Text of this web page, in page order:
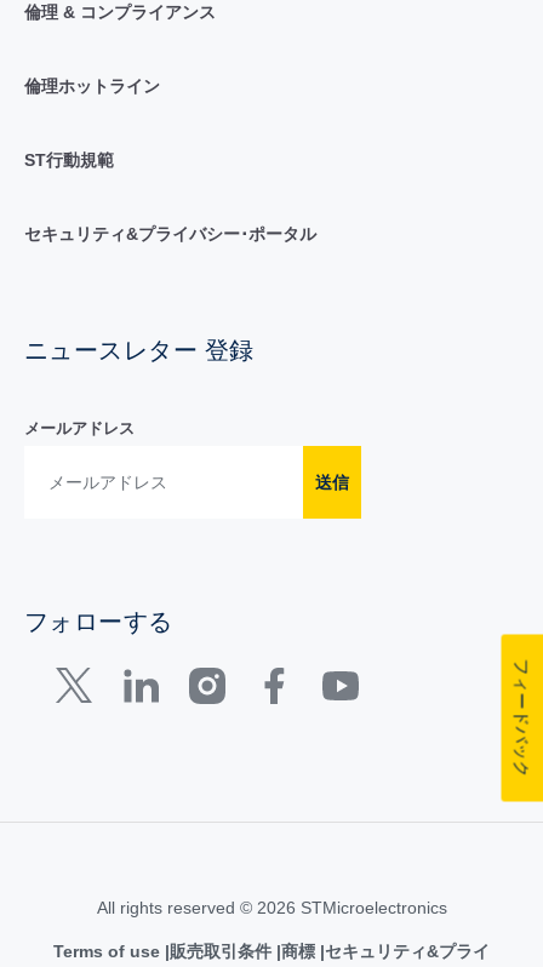
倫理 & コンプライアンス
倫理ホットライン
ST行動規範
セキュリティ&プライバシー･ポータル
ニュースレター 登録
メールアドレス
送信
フォローする
All rights reserved © 2026 STMicroelectronics
Terms of use 販売取引条件 商標 セキュリティ&プライ
フィードバック